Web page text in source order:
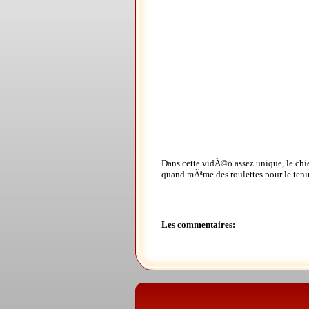
Dans cette vidÃ©o assez unique, le
quand mÃªme des roulettes pour le
Les commentaires: